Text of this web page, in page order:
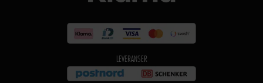
LEVERANSER